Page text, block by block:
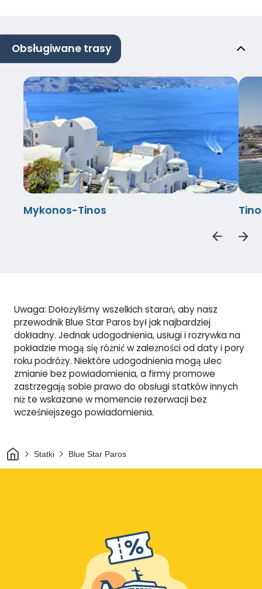
Obsługiwane trasy
Mykonos-Tinos
Uwaga: Dołożyliśmy wszelkich starań, aby nasz
przewodnik Blue Star Paros był jak najbardziej
dokładny. Jednak udogodnienia, usługi i rozrywka na
pokładzie mogą się różnić w zależności od daty i pory
roku podróży. Niektóre udogodnienia mogą ulec
zmianie bez powiadomienia, a firmy promowe
zastrzegają sobie prawo do obsługi statków innych
niż te wskazane w momencie rezerwacji bez
wcześniejszego powiadomienia.
DomStatki Blue Star Paros